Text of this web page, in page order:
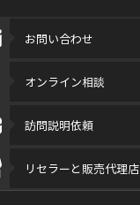
お問い合わせ
オンライン相談
訪問説明依頼
リセラーと販売代理店